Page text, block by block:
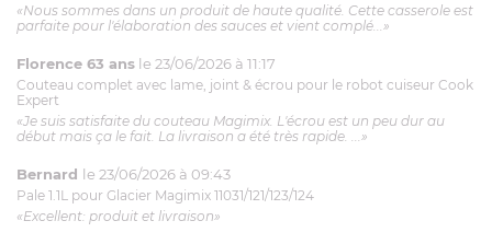
«Nous sommes dans un produit de haute qualité. Cette casserole est
parfaite pour l'élaboration des sauces et vient complé...»
Florence 63 ans le 23/06/2026 à 11:17
Couteau complet avec lame, joint & écrou pour le robot cuiseur Cook
Expert
«Je suis satisfaite du couteau Magimix. L'écrou est un peu dur au
début mais ça le fait. La livraison a été très rapide. ...»
Bernard le 23/06/2026 à 09:43
Pale 1.1L pour Glacier Magimix 11031/121/123/124
«Excellent: produit et livraison»